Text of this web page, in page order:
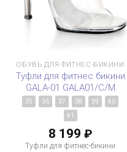
ОБУВЬ ДЛЯ ФИТНЕС-БИКИНИ
Туфли для фитнес бикини
GALA-01 GALA01/C/M
35 36 37 38 39 40
41
8 199 ₽
Туфли для фитнес-бикини